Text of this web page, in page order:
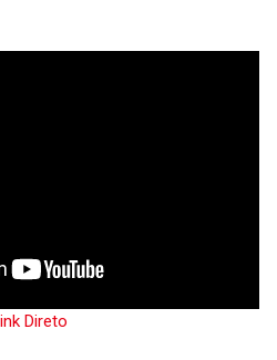
Direto